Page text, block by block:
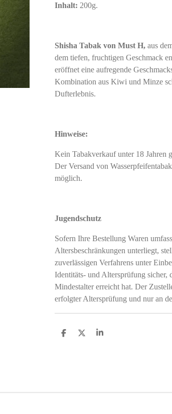
Inhalt: 200g.
Shisha Tabak von Must H, aus
dem tiefen, fruchtigen Geschmack
eröffnet eine aufregende
Kombination aus Kiwi und Minze
Dufterlebnis.
Hinweise:
Kein Tabakverkauf unter 18 Jahren
Der Versand von
möglich.
Jugendschutz
Sofern Ihre Bestellung Waren
Altersbeschränkungen unterliegt,
zuverlässigen Verfahrens unter
Identitäts- und Altersprüfung sicher,
Mindestalter erreicht hat. Der
erfolgter Altersprüfung und nur an
T
T
T